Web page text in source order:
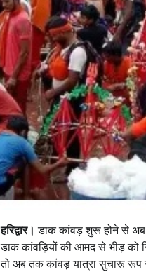
हरिद्वार। डाक कांवड़ शुरू होने से अब
डाक कांवड़ियों की आमद से भीड़ को
तो अब तक कांवड़ यात्रा सुचारू रूप